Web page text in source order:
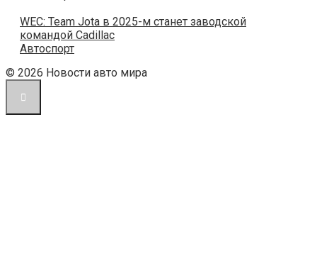
WEC: Team Jota в 2025-м станет заводской
командой Cadillac
Автоспорт
© 2026 Новости авто мира